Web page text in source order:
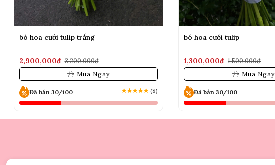
bó hoa cưới tulip trắng
2,900,000đ 3,200,000đ
Mua Ngay
Đã bán 30/100 ★★★★★ (8)
bó hoa cưới tulip
1,300,000đ 1,500,000đ
Mua Ngay
Đã bán 30/100